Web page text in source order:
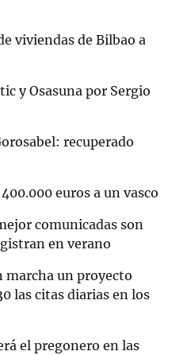
viviendas de Bilbao a
y Osasuna por Sergio
recuperado
euros a un vasco
comunicadas son
en verano
marcha un proyecto
las citas diarias en los
el pregonero en las